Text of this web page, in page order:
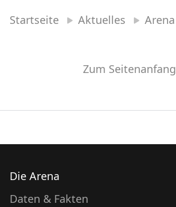
Startseite Aktuelles Arena
Zum Seitenanfang
Die Arena
Daten & Fakten